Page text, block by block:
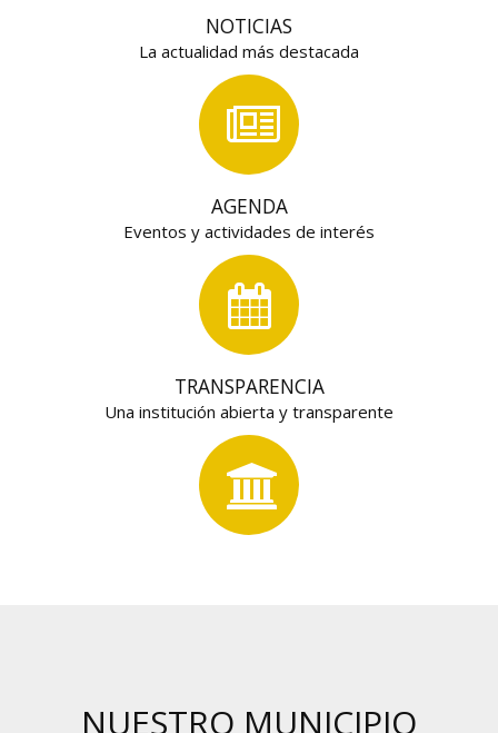
NOTICIAS
La actualidad más destacada
AGENDA
Eventos y actividades de interés
TRANSPARENCIA
Una institución abierta y transparente
NUESTRO MUNICIPIO